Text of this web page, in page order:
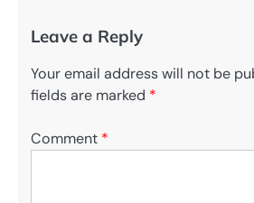
Leave a Reply
Your email address will not be
fields are marked *
Comment *